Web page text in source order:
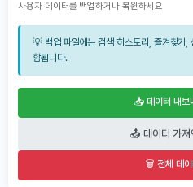
사용자 데이터를 백업하거나 복원하세요
💡 백업 파일에는 검색 히스토리, 즐겨찾기,
함됩니다.
📥 데이터 내보
📤 데이터 가져
🗑️ 전체 데이